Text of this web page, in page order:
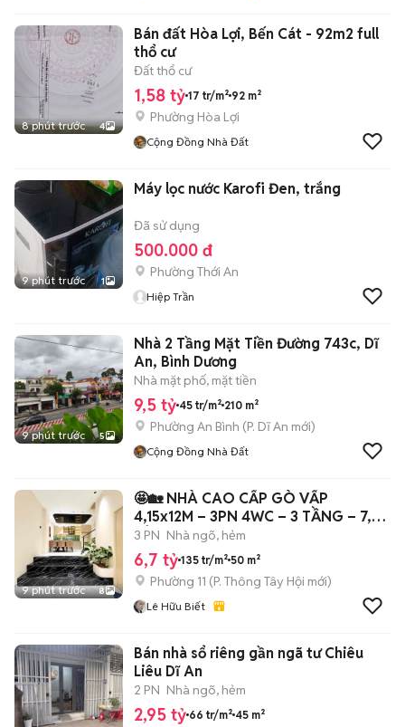
8 phút trước 4
Bán đất Hòa Lợi, Bến Cát - 92m2 full
thổ cư
Đất thổ cư
1,58 tỷ 17 tr/m² 92 m²
Phường Hòa Lợi
Cộng Đồng Nhà Đất
9 phút trước 1
Máy lọc nước Karofi Đen, trắng
Đã sử dụng
500.000 đ
Phường Thới An
Hiệp Trần
9 phút trước 5
Nhà 2 Tầng Mặt Tiền Đường 743c, Dĩ
An, Bình Dương
Nhà mặt phố, mặt tiền
9,5 tỷ 45 tr/m² 210 m²
Phường An Bình (P. Dĩ An mới)
Cộng Đồng Nhà Đất
9 phút trước 8
🤩🏡 NHÀ CAO CẤP GÒ VẤP
4,15x12M – 3PN 4WC – 3 TẦNG – 7,6
TỶ
3 PN Nhà ngõ, hẻm
6,7 tỷ 135 tr/m² 50 m²
Phường 11 (P. Thông Tây Hội mới)
Lê Hữu Biết
Bán nhà sổ riêng gần ngã tư Chiêu
Liêu Dĩ An
2 PN Nhà ngõ, hẻm
2,95 tỷ 66 tr/m² 45 m²